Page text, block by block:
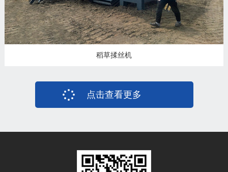
稻草揉丝机
点击查看更多